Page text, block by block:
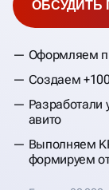
Оформляем
Создаем
Разработали
авито
Выполняем
формируем
ОБСУДИТЬ